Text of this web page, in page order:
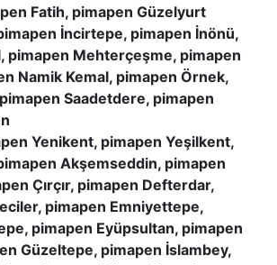
Fatih, pimapen Güzelyurt
İncirtepe, pimapen İnönü,
pimapen Mehterçeşme, pimapen
Namik Kemal, pimapen Örnek,
Saadetdere, pimapen
Yenikent, pimapen Yeşilkent,
Akşemseddin, pimapen
Çırçır, pimapen Defterdar,
pimapen Emniyettepe,
pimapen Eyüpsultan, pimapen
Güzeltepe, pimapen İslambey,